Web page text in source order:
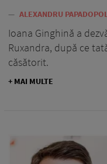
— ALEXANDRU
Ioana Ginghină a
Ruxandra, după ce
căsătorit.
+ MAI MULTE